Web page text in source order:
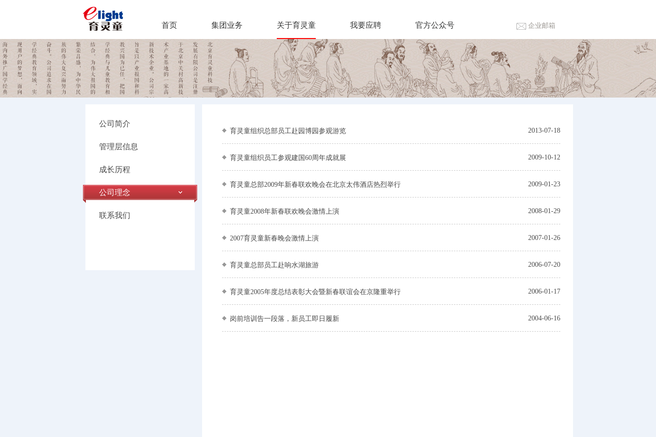
首页 集团业务 关于育灵童 我要应聘 官方公众号 企业邮箱
公司简介
管理层信息
成长历程
公司理念
联系我们
育灵童组织总部员工赴园博园参观游览 2013-07-18
育灵童组织员工参观建国60周年成就展 2009-10-12
育灵童总部2009年新春联欢晚会在北京太伟酒店热烈举行 2009-01-23
育灵童2008年新春联欢晚会激情上演 2008-01-29
2007育灵童新春晚会激情上演 2007-01-26
育灵童总部员工赴响水湖旅游 2006-07-20
育灵童2005年度总结表彰大会暨新春联谊会在京隆重举行 2006-01-17
岗前培训告一段落，新员工即日履新 2004-06-16